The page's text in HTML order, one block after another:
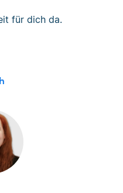
für dich da.